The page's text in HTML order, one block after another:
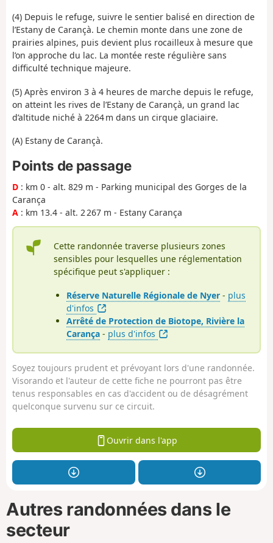
(4) Depuis le refuge, suivre le sentier balisé en direction de
l’Estany de Carançà. Le chemin monte dans une zone de
prairies alpines, puis devient plus rocailleux à mesure que
l’on approche du lac. La montée reste régulière sans
difficulté technique majeure.
(5) Après environ 3 à 4 heures de marche depuis le refuge,
on atteint les rives de l’Estany de Carançà, un grand lac
d’altitude niché à 2264 m dans un cirque glaciaire.
(A) Estany de Carançà.
Points de passage
D : km 0 - alt. 829 m - Parking municipal des Gorges de la
Carança
A : km 13.4 - alt. 2 267 m - Estany Carança
Cette randonnée traverse plusieurs zones
sensibles pour lesquelles une réglementation
spécifique peut s'appliquer :
Réserve Naturelle Régionale de Nyer - plus
d'infos
Arrêté de Protection de Biotope, Rivière la
Carança - plus d'infos
Soyez toujours prudent et prévoyant lors d'une randonnée.
Visorando et l'auteur de cette fiche ne pourront pas être
tenus responsables en cas d'accident ou de désagrément
quelconque survenu sur ce circuit.
Ouvrir dans l'app
Autres randonnées dans le
secteur